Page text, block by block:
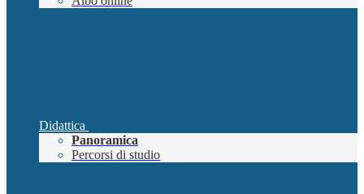
Didattica
Panoramica
Percorsi di studio